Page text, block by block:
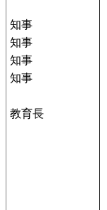
知事
知事
知事
知事
教育長